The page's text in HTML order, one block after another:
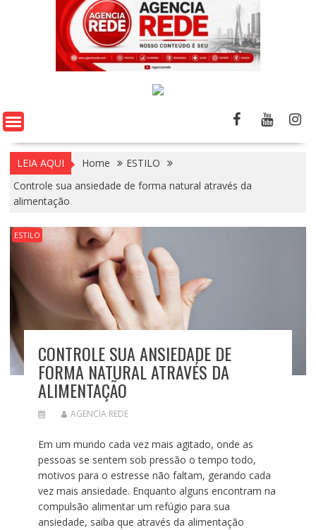
LEIA AQUI Home
ESTILO
Controle sua ansiedade de forma natural através da
alimentação
ESTILO
CONTROLE SUA ANSIEDADE DE
FORMA NATURAL ATRAVÉS DA
ALIMENTAÇÃO
AGENCIA REDE
Em um mundo cada vez mais agitado, onde as
pessoas se sentem sob pressão o tempo todo,
motivos para o estresse não faltam, gerando cada
vez mais ansiedade. Enquanto alguns encontram na
compulsão alimentar um refúgio para sua
ansiedade, saiba que através da alimentação